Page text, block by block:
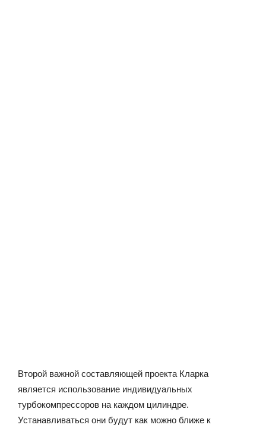
Второй важной составляющей проекта Кларка
является использование индивидуальных
турбокомпрессоров на каждом цилиндре.
Устанавливаться они будут как можно ближе к